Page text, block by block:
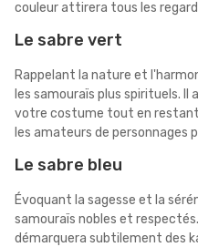
couleur attirera tous les
Le sabre vert
Rappelant la nature et
les samouraïs plus spirituels.
votre costume tout en
les amateurs de personnages
Le sabre bleu
Évoquant la sagesse et la
samouraïs nobles et
démarquera subtilement des